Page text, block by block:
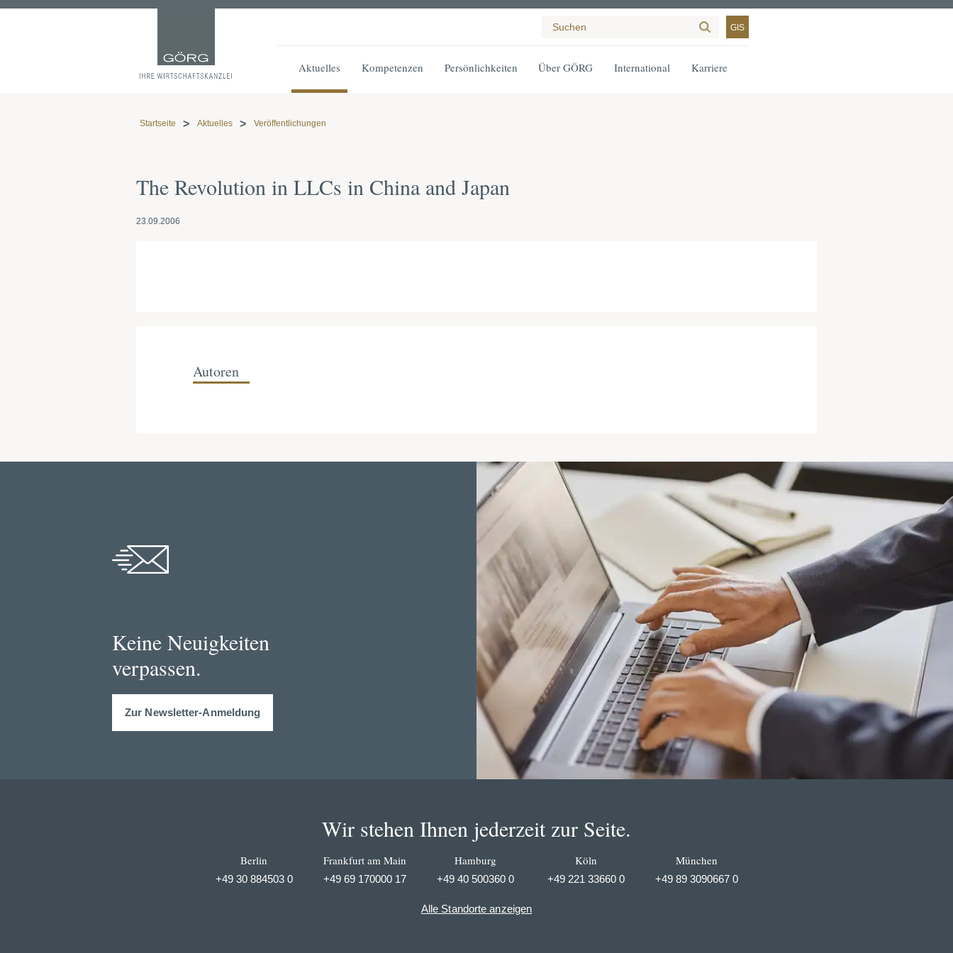
GIS
Aktuelles Kompetenzen Persönlichkeiten Über GÖRG International Karriere
Startseite Aktuelles Veröffentlichungen
The Revolution in LLCs in China and Japan
23.09.2006
Autoren
Keine Neuigkeiten
verpassen.
Zur Newsletter-Anmeldung
Wir stehen Ihnen jederzeit zur Seite.
Berlin
+49 30 884503 0
Frankfurt am Main
+49 69 170000 17
Hamburg
+49 40 500360 0
Köln
+49 221 33660 0
München
+49 89 3090667 0
Alle Standorte anzeigen